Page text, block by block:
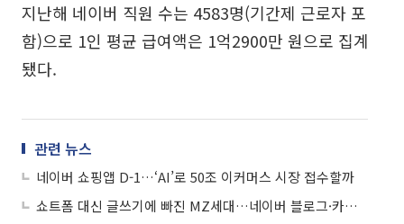
지난해 네이버 직원 수는 4583명(기간제 근로자 포
함)으로 1인 평균 급여액은 1억2900만 원으로 집계
됐다.
관련 뉴스
네이버 쇼핑앱 D-1…‘AI’로 50조 이커머스 시장 접수할까
쇼트폼 대신 글쓰기에 빠진 MZ세대…네이버 블로그·카카오 브런치 뜬다